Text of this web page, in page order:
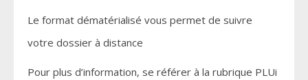
Le format dématérialisé vous permet de suivre
votre dossier à distance
Pour plus d’information, se référer à la rubrique PLUi